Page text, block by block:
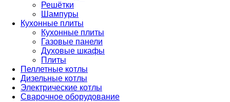
Решётки
Шампуры
Кухонные плиты
Кухонные плиты
Газовые панели
Духовые шкафы
Плиты
Пеллетные котлы
Дизельные котлы
Электрические котлы
Сварочное оборудование